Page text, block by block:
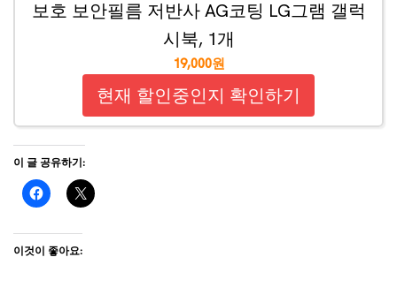
보호 보안필름 저반사 AG코팅 LG그램 갤럭
시북, 1개
19,000원
현재 할인중인지 확인하기
이 글 공유하기:
이것이 좋아요: